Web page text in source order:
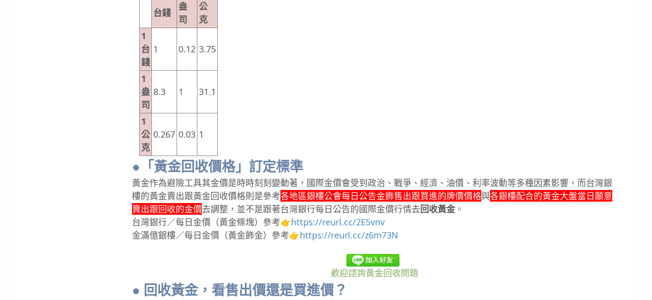
台錢
盎
司
公
克
1
台
錢
1 0.12 3.75
1
盎
司
8.3 1 31.1
1
公
克
0.267 0.03 1
●「黃金回收價格」訂定標準
黃金作為避險工具其金價是時時刻刻變動著，國際金價會受到政治、戰爭、經濟、油價、利率波動等多種因素影響，而台灣銀
樓的黃金賣出跟黃金回收價格則是參考各地區銀樓公會每日公告金飾售出跟買進的牌價價格與各銀樓配合的黃金大盤當日願意
賣出跟回收的金價去調整，並不是跟著台灣銀行每日公告的國際金價行情去回收黃金。
台灣銀行／每日金價（黃金條塊）參考👉https://reurl.cc/2E5vnv
金滿億銀樓／每日金價（黃金飾金）參考👉https://reurl.cc/z6m73N
歡迎諮詢黃金回收問題
● 回收黃金，看售出價還是買進價？